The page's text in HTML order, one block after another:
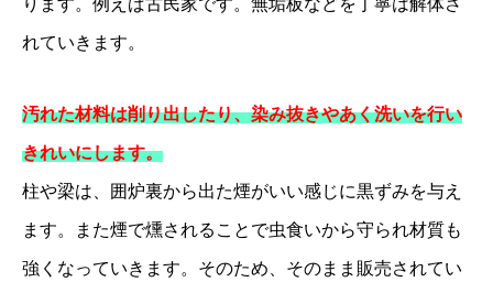
れていきます。
汚れた材料は削り出したり、染み抜きやあく洗いを行い
きれいにします。
柱や梁は、囲炉裏から出た煙がいい感じに黒ずみを与え
ます。また煙で燻されることで虫食いから守られ材質も
強くなっていきます。 そのため、そのまま販売されてい